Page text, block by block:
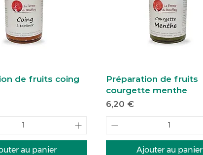
de fruits coing
au panier
Préparation de fruits
courgette menthe
Prix
6,20 €
Ajouter au panier